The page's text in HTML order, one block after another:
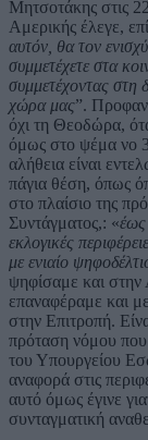
Μητσοτάκης στις
Αμερικής έλεγε,
αυτόν, θα τον
συμμετέχετε στα
συμμετέχοντας στη
χώρα μας”.
όχι τη Θεοδώρα,
όμως στο ψέμα νο
αλήθεια είναι
πάγια θέση, όπως
στο πλαίσιο της
Συντάγματος,: «έως
εκλογικές
με ενιαίο
ψηφίσαμε και στην
επαναφέραμε και
στην Επιτροπή.
πρόταση νόμου που
του Υπουργείου
αναφορά στις
αυτό όμως έγινε
συνταγματική